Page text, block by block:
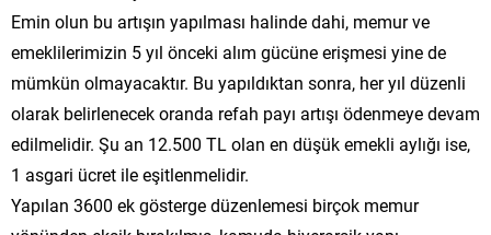
Emin olun bu artışın yapılması halinde dahi, memur ve
emeklilerimizin 5 yıl önceki alım gücüne erişmesi yine de
mümkün olmayacaktır. Bu yapıldıktan sonra, her yıl düzenli
olarak belirlenecek oranda refah payı artışı ödenmeye devam
edilmelidir. Şu an 12.500 TL olan en düşük emekli aylığı ise,
1 asgari ücret ile eşitlenmelidir.
Yapılan 3600 ek gösterge düzenlemesi birçok memur